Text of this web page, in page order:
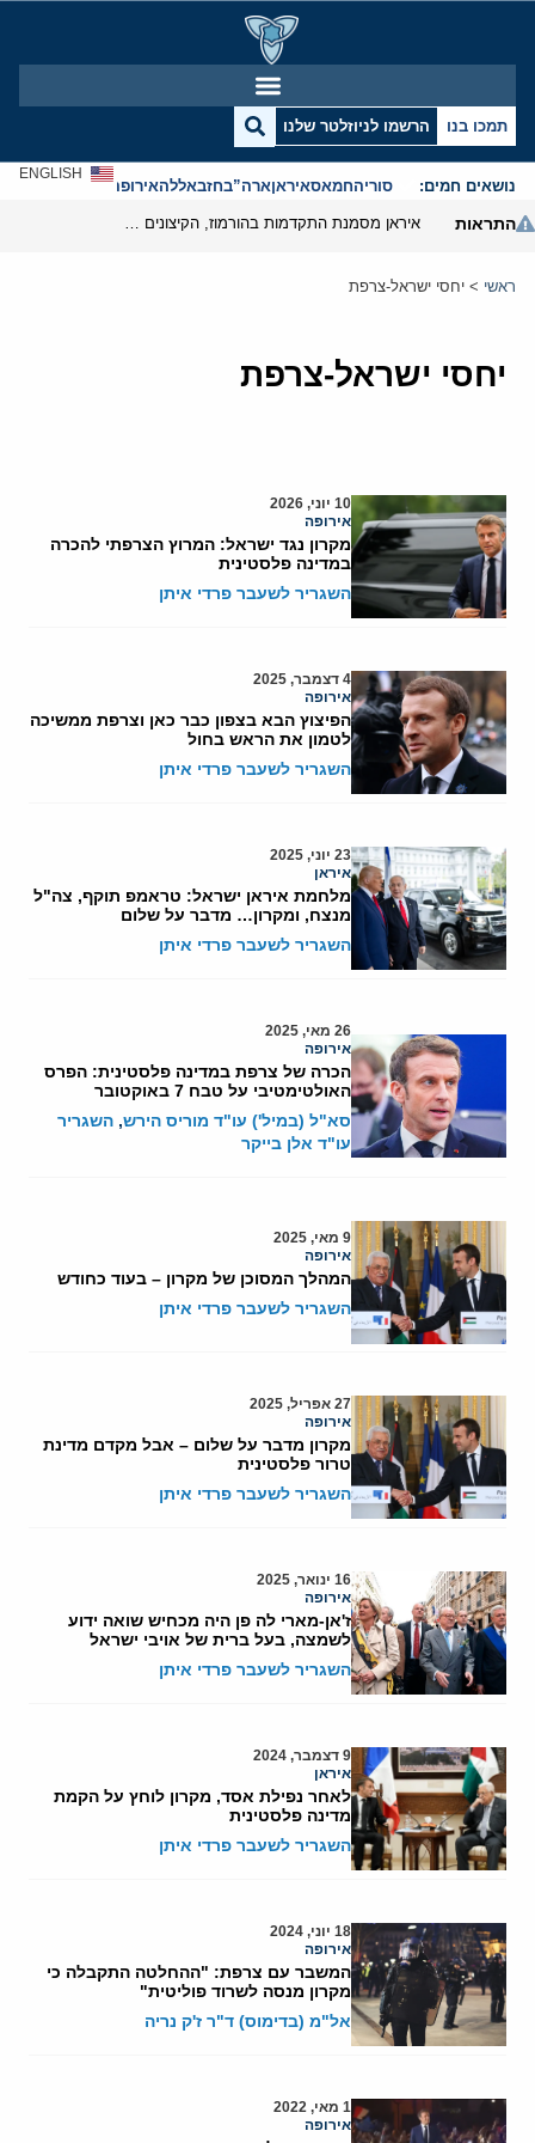
תמכו בנו הרשמו לניוזלטר שלנו
נושאים חמים: סוריהחמאסאיראןארה”בחזבאללהאירופהאנטישמיות
ENGLISH
התראות
ראשי > יחסי ישראל-צרפת
יחסי ישראל-צרפת
10 יוני, 2026
אירופה
מקרון נגד ישראל: המרוץ הצרפתי להכרה
במדינה פלסטינית
השגריר לשעבר פרדי איתן
4 דצמבר, 2025
אירופה
הפיצוץ הבא בצפון כבר כאן וצרפת ממשיכה
לטמון את הראש בחול
השגריר לשעבר פרדי איתן
23 יוני, 2025
איראן
מלחמת איראן ישראל: טראמפ תוקף, צה"ל
מנצח, ומקרון… מדבר על שלום
השגריר לשעבר פרדי איתן
26 מאי, 2025
אירופה
הכרה של צרפת במדינה פלסטינית: הפרס
האולטימטיבי על טבח 7 באוקטובר
סא"ל (במיל') עו"ד מוריס הירש, השגריר
עו"ד אלן בייקר
9 מאי, 2025
אירופה
המהלך המסוכן של מקרון – בעוד כחודש
השגריר לשעבר פרדי איתן
27 אפריל, 2025
אירופה
מקרון מדבר על שלום – אבל מקדם מדינת
טרור פלסטינית
השגריר לשעבר פרדי איתן
16 ינואר, 2025
אירופה
ז'אן-מארי לה פן היה מכחיש שואה ידוע
לשמצה, בעל ברית של אויבי ישראל
השגריר לשעבר פרדי איתן
9 דצמבר, 2024
איראן
לאחר נפילת אסד, מקרון לוחץ על הקמת
מדינה פלסטינית
השגריר לשעבר פרדי איתן
18 יוני, 2024
אירופה
המשבר עם צרפת: "ההחלטה התקבלה כי
מקרון מנסה לשרוד פוליטית"
אל"מ (בדימוס) ד"ר ז'ק נריה
1 מאי, 2022
אירופה